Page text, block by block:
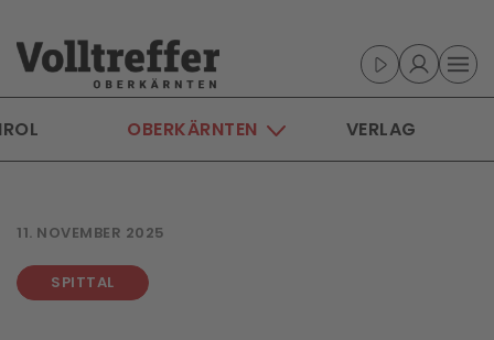
Skip to main content
OBERKÄRNTEN VERLAG
11. NOVEMBER 2025
SPITTAL